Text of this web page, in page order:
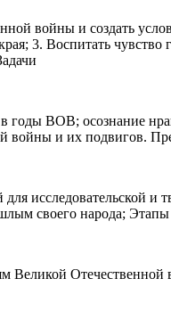
войны и создать
3. Воспитать
ВОВ; осознание
и их подвигов.
исследовательской и
своего народа;
Великой